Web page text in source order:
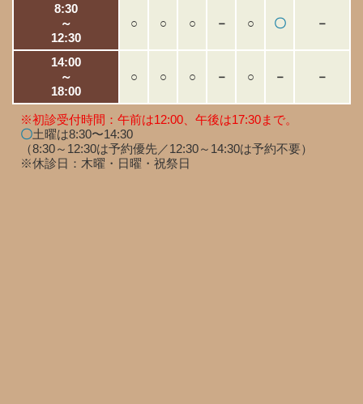
8:30
～
12:30
○ ○ ○ － ○ 〇 －
14:00
～
18:00
○ ○ ○ － ○ － －
※初診受付時間：午前は12:00、午後は17:30まで。
〇土曜は8:30〜14:30
（8:30～12:30は予約優先／12:30～14:30は予約不要）
※休診日：木曜・日曜・祝祭日